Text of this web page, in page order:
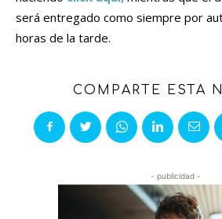
será entregado como siempre por
horas de la tarde.
COMPARTE ESTA
- publicidad -